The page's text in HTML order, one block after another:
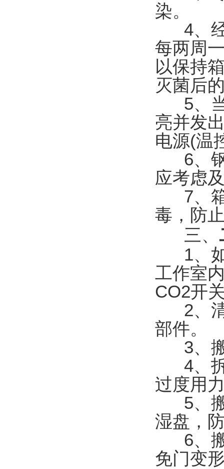
染。
4、
每两周
以保持
灭菌后
5、
亮并发
电源(温
6、
应考虑
7、
毒，防
三、
1、
工作室
CO2开
2、
部件。
3、
4、
过度用
5、
湿盘，
6、
免门变